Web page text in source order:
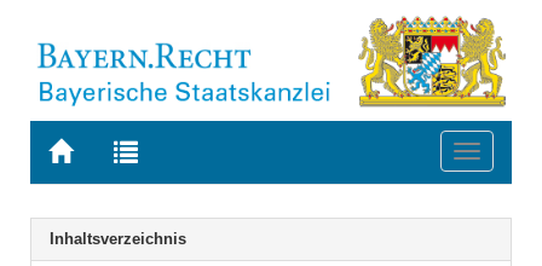
Zur
BAYERN.RECHT
Zur
letzten
Suche
Toggle
Navigation
Inhaltsverzeichnis